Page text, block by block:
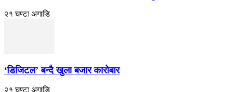
२१ घण्टा अगाडि
‘डिजिटल’ बन्दै खुला बजार कारोबार
२१ घण्टा अगाडि